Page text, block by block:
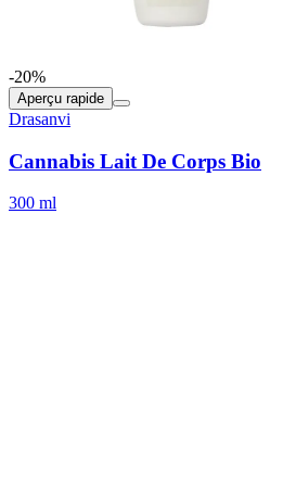
-20%
Aperçu rapide
Drasanvi
Cannabis Lait De Corps Bio
300 ml